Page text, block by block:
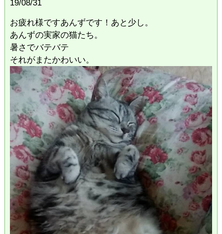
19/08/31
お疲れ様ですあんずです！あと少し。
あんずの実家の猫たち。
暑さでバテバテ
それがまたかわいい。